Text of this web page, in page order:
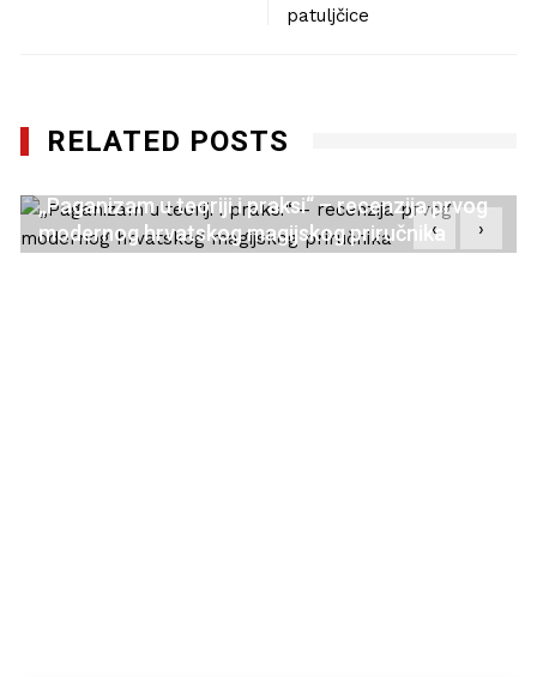
patuljčice
RELATED POSTS
„Paganizam u teoriji i praksi“ – recenzija prvog
modernog hrvatskog magijskog priručnika
‹ ›